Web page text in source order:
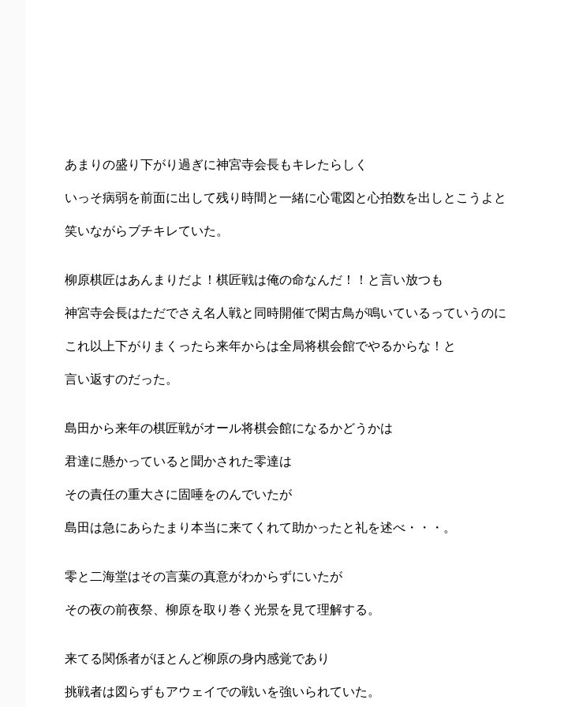
あまりの盛り下がり過ぎに神宮寺会長もキレたらしく
いっそ病弱を前面に出して残り時間と一緒に心電図と心拍数を出しとこうよと
笑いながらブチキレていた。
柳原棋匠はあんまりだよ！棋匠戦は俺の命なんだ！！と言い放つも
神宮寺会長はただでさえ名人戦と同時開催で閑古鳥が鳴いているっていうのに
これ以上下がりまくったら来年からは全局将棋会館でやるからな！と
言い返すのだった。
島田から来年の棋匠戦がオール将棋会館になるかどうかは
君達に懸かっていると聞かされた零達は
その責任の重大さに固唾をのんでいたが
島田は急にあらたまり本当に来てくれて助かったと礼を述べ・・・。
零と二海堂はその言葉の真意がわからずにいたが
その夜の前夜祭、柳原を取り巻く光景を見て理解する。
来てる関係者がほとんど柳原の身内感覚であり
挑戦者は図らずもアウェイでの戦いを強いられていた。